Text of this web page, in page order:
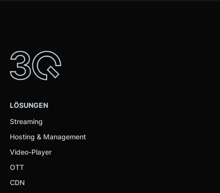
LÖSUNGEN
Streaming
Hosting & Management
Video-Player
OTT
CDN